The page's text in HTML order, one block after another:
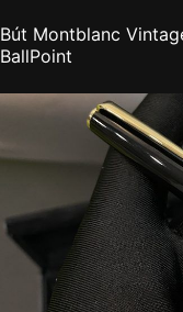
Bút Montblanc
BallPoint